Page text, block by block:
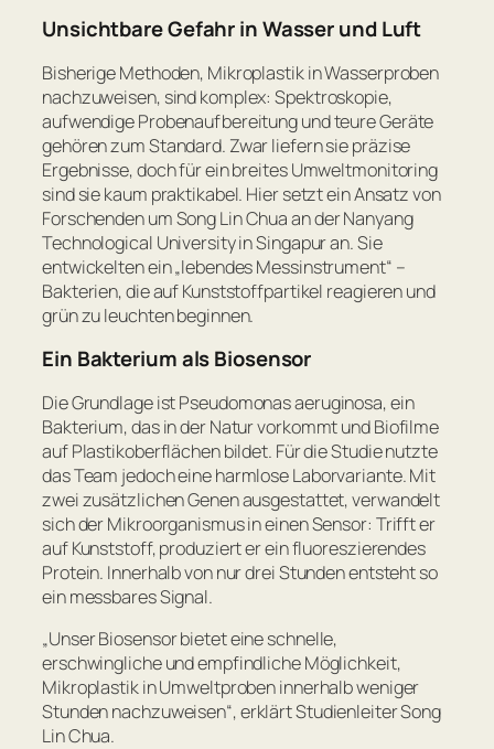
Unsichtbare Gefahr in Wasser und Luft
Bisherige Methoden, Mikroplastik in Wasserproben
nachzuweisen, sind komplex: Spektroskopie,
aufwendige Probenaufbereitung und teure Geräte
gehören zum Standard. Zwar liefern sie präzise
Ergebnisse, doch für ein breites Umweltmonitoring
sind sie kaum praktikabel. Hier setzt ein Ansatz von
Forschenden um Song Lin Chua an der Nanyang
Technological University in Singapur an. Sie
entwickelten ein „lebendes Messinstrument“ –
Bakterien, die auf Kunststoffpartikel reagieren und
grün zu leuchten beginnen.
Ein Bakterium als Biosensor
Die Grundlage istPseudomonas aeruginosa, ein
Bakterium, das in der Natur vorkommt und Biofilme
auf Plastikoberflächen bildet. Für die Studie nutzte
das Team jedoch eine harmlose Laborvariante. Mit
zwei zusätzlichen Genen ausgestattet, verwandelt
sich der Mikroorganismus in einen Sensor: Trifft er
auf Kunststoff, produziert er ein fluoreszierendes
Protein. Innerhalb von nur drei Stunden entsteht so
ein messbares Signal.
„Unser Biosensor bietet eine schnelle,
erschwingliche und empfindliche Möglichkeit,
Mikroplastik in Umweltproben innerhalb weniger
Stunden nachzuweisen“, erklärt Studienleiter Song
Lin Chua.